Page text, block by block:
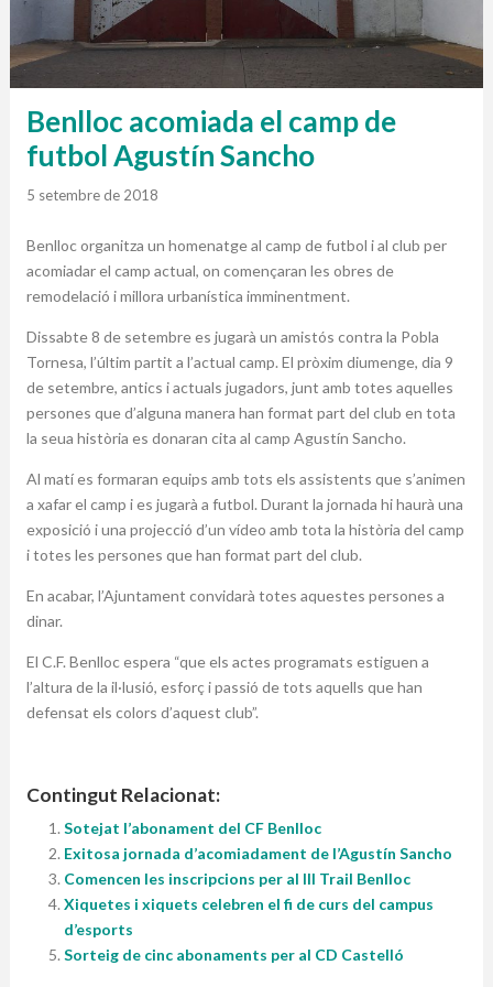
Benlloc acomiada el camp de
futbol Agustín Sancho
5 setembre de 2018
Benlloc organitza un homenatge al camp de futbol i al club per
acomiadar el camp actual, on començaran les obres de
remodelació i millora urbanística imminentment.
Dissabte 8 de setembre es jugarà un amistós contra la Pobla
Tornesa, l’últim partit a l’actual camp. El pròxim diumenge, dia 9
de setembre, antics i actuals jugadors, junt amb totes aquelles
persones que d’alguna manera han format part del club en tota
la seua història es donaran cita al camp Agustín Sancho.
Al matí es formaran equips amb tots els assistents que s’animen
a xafar el camp i es jugarà a futbol. Durant la jornada hi haurà una
exposició i una projecció d’un vídeo amb tota la història del camp
i totes les persones que han format part del club.
En acabar, l’Ajuntament convidarà totes aquestes persones a
dinar.
El C.F. Benlloc espera “que els actes programats estiguen a
l’altura de la il·lusió, esforç i passió de tots aquells que han
defensat els colors d’aquest club”.
Contingut Relacionat:
Sotejat l’abonament del CF Benlloc
Exitosa jornada d’acomiadament de l’Agustín Sancho
Comencen les inscripcions per al III Trail Benlloc
Xiquetes i xiquets celebren el fi de curs del campus
d’esports
Sorteig de cinc abonaments per al CD Castelló